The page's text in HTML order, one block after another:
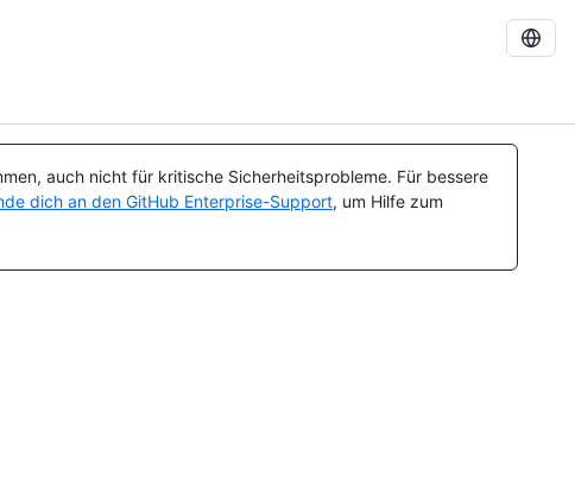
auch nicht für kritische Sicherheitsprobleme. Für bessere
dich an den GitHub Enterprise-Support, um Hilfe zum